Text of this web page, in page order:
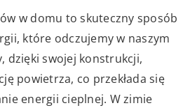
w domu to skuteczny sposób
które odczujemy w naszym
dzięki swojej konstrukcji,
powietrza, co przekłada się
energii cieplnej. W zimie